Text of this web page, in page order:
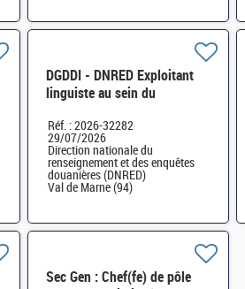
DGDDI - DNRED Exploitant
linguiste au sein du
de contrôle H/F
Réf. : 2026-32282
29/07/2026
Direction nationale du
renseignement et des enquêtes
douanières (DNRED)
Val de Marne (94)
Sec Gen : Chef(fe) de pôle